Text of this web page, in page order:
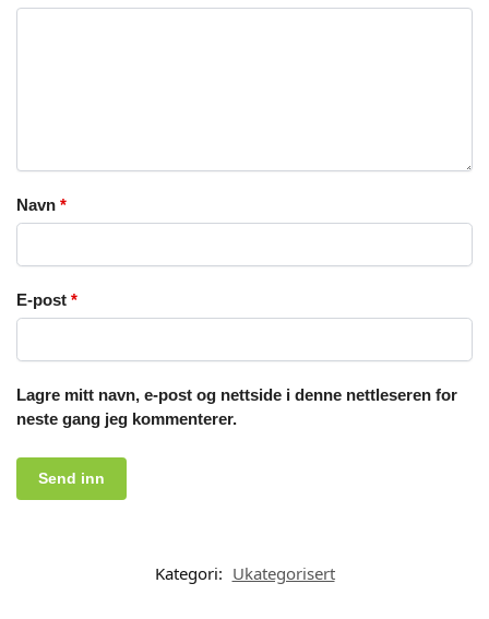
Navn *
E-post *
Lagre mitt navn, e-post og nettside i denne nettleseren for
neste gang jeg kommenterer.
Kategori: Ukategorisert